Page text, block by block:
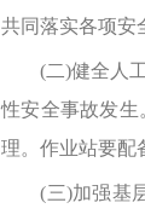
共同落实各项安
(二)健全人工
性安全事故发生
理。作业站要配
(三)加强基层